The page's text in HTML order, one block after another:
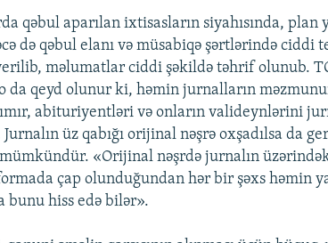
qəbul aparılan ixtisasların siyahısında, plan
də qəbul elanı və müsabiqə şərtlərində ciddi
məlumatlar ciddi şəkildə təhrif olunub.
da qeyd olunur ki, həmin jurnalların
abituriyentləri və onların valideynlərini
Jurnalın üz qabığı orijinal nəşrə oxşadılsa da
«Orijinal nəşrdə jurnalın
çap olunduğundan hər bir şəxs həmin
bunu hiss edə bilər».